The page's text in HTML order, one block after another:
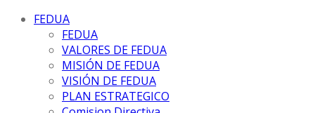
FEDUA
FEDUA
VALORES DE FEDUA
MISIÓN DE FEDUA
VISIÓN DE FEDUA
PLAN ESTRATEGICO